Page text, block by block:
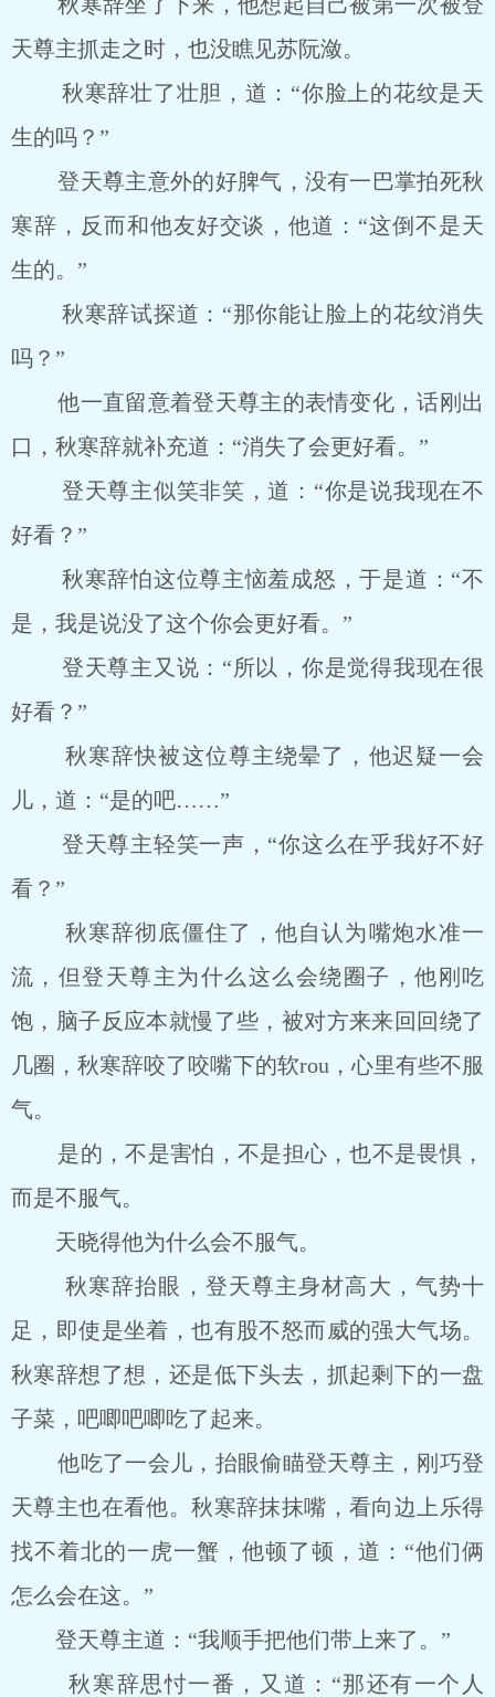
天尊主抓走之时，也没瞧见苏阮潋。
秋寒辞壮了壮胆，道：“你脸上的花纹是天
生的吗？”
登天尊主意外的好脾气，没有一巴掌拍死秋
寒辞，反而和他友好交谈，他道：“这倒不是天
生的。”
秋寒辞试探道：“那你能让脸上的花纹消失
吗？”
他一直留意着登天尊主的表情变化，话刚出
口，秋寒辞就补充道：“消失了会更好看。”
登天尊主似笑非笑，道：“你是说我现在不
好看？”
秋寒辞怕这位尊主恼羞成怒，于是道：“不
是，我是说没了这个你会更好看。”
登天尊主又说：“所以，你是觉得我现在很
好看？”
秋寒辞快被这位尊主绕晕了，他迟疑一会
儿，道：“是的吧……”
登天尊主轻笑一声，“你这么在乎我好不好
看？”
秋寒辞彻底僵住了，他自认为嘴炮水准一
流，但登天尊主为什么这么会绕圈子，他刚吃
饱，脑子反应本就慢了些，被对方来来回回绕了
几圈，秋寒辞咬了咬嘴下的软rou，心里有些不服
气。
是的，不是害怕，不是担心，也不是畏惧，
而是不服气。
天晓得他为什么会不服气。
秋寒辞抬眼，登天尊主身材高大，气势十
足，即使是坐着，也有股不怒而威的强大气场。
秋寒辞想了想，还是低下头去，抓起剩下的一盘
子菜，吧唧吧唧吃了起来。
他吃了一会儿，抬眼偷瞄登天尊主，刚巧登
天尊主也在看他。秋寒辞抹抹嘴，看向边上乐得
找不着北的一虎一蟹，他顿了顿，道：“他们俩
怎么会在这。”
登天尊主道：“我顺手把他们带上来了。”
秋寒辞思忖一番，又道：“那还有一个人